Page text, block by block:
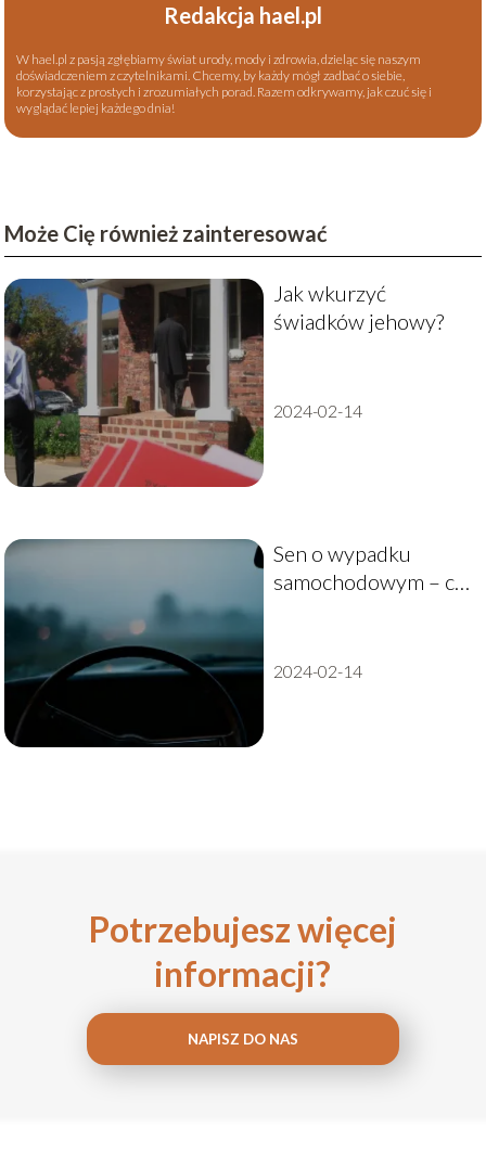
Redakcja hael.pl
W hael.pl z pasją zgłębiamy świat urody, mody i zdrowia, dzieląc się naszym
doświadczeniem z czytelnikami. Chcemy, by każdy mógł zadbać o siebie,
korzystając z prostych i zrozumiałych porad. Razem odkrywamy, jak czuć się i
wyglądać lepiej każdego dnia!
Może Cię również zainteresować
Jak wkurzyć
świadków jehowy?
2024-02-14
Sen o wypadku
samochodowym – co
2024-02-14
Potrzebujesz więcej
informacji?
NAPISZ DO NAS